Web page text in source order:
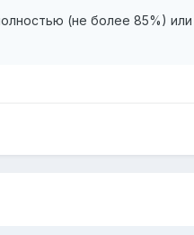
(не более 85%)